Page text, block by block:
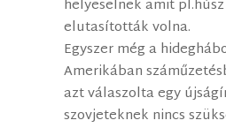
helyeselnek amit
elutasították volna.
Egyszer még a
Amerikában
azt válaszolta egy
szovjeteknek nincs